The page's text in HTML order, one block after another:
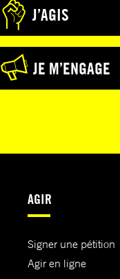
J’AGIS
JE M’ENGAGE
AGIR
Signer une pétition
Agir en ligne